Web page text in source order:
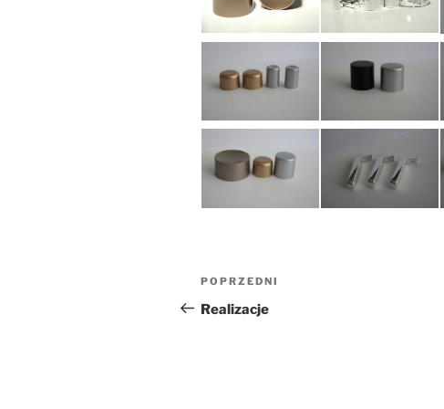
Nawigacja
wpisu
Poprzedni
wpis
POPRZEDNI
Realizacje